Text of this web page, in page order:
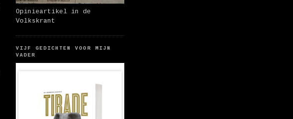
Opinieartikel in de
Volkskrant
VIJF GEDICHTEN VOOR MIJN
VADER